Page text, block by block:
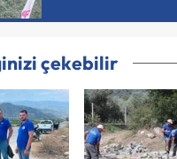
çekebilir